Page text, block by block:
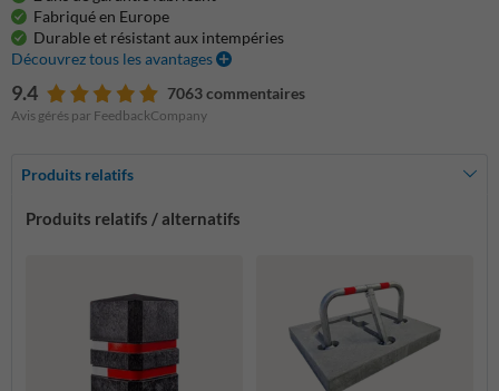
Fabriqué en Europe
Durable et résistant aux intempéries
Découvrez tous les avantages
9.4 7063 commentaires
Avis gérés par FeedbackCompany
Produits relatifs
Produits relatifs / alternatifs